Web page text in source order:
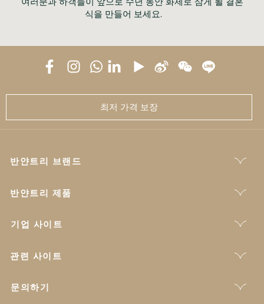
최저 가격 보장
반얀트리 브랜드
반얀트리 제품
기업 사이트
관련 사이트
문의하기